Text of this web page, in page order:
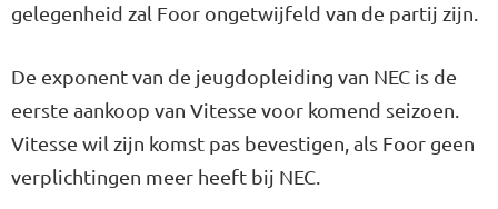
gelegenheid zal Foor ongetwijfeld van de partij zijn.
De exponent van de jeugdopleiding van NEC is de
eerste aankoop van Vitesse voor komend seizoen.
Vitesse wil zijn komst pas bevestigen, als Foor geen
verplichtingen meer heeft bij NEC.